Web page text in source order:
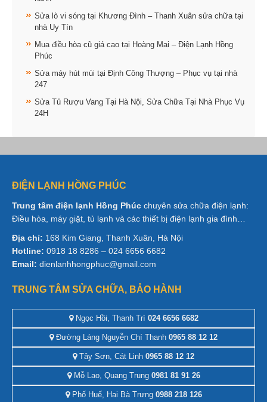
Sửa lò vi sóng tại Khương Đình – Thanh Xuân sửa chữa tại
nhà Uy Tín
Mua điều hòa cũ giá cao tại Hoàng Mai – Điện Lạnh Hồng
Phúc
Sửa máy hút mùi tại Định Công Thượng – Phục vụ tại nhà
247
Sửa Tủ Rượu Vang Tại Hà Nội, Sửa Chữa Tại Nhà Phục Vụ
24H
ĐIỆN LẠNH HỒNG PHÚC
Trung tâm điện lạnh Hồng Phúc chuyên sửa chữa điện lạnh:
Điều hòa, máy giặt, tủ lạnh và các thiết bị điện lạnh gia đình…
Địa chỉ: 168 Kim Giang, Thanh Xuân, Hà Nội
Hotline: 0918 18 8286 – 024 6656 6682
Email: dienlanhhongphuc@gmail.com
TRUNG TÂM SỬA CHỮA, BẢO HÀNH
Ngọc Hồi, Thanh Trì 024 6656 6682
Đường Láng Nguyễn Chí Thanh 0965 88 12 12
Tây Sơn, Cát Linh 0965 88 12 12
Mỗ Lao, Quang Trung0981 81 91 26
Phố Huế, Hai Bà Trưng0988 218 126